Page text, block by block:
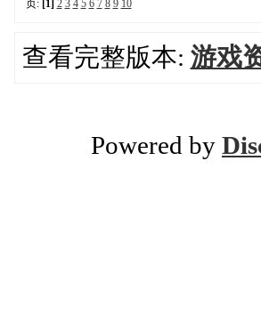
页: [1] 2 3 4 5 6 7 8 9 10
查看完整版本: 游戏
Powered by